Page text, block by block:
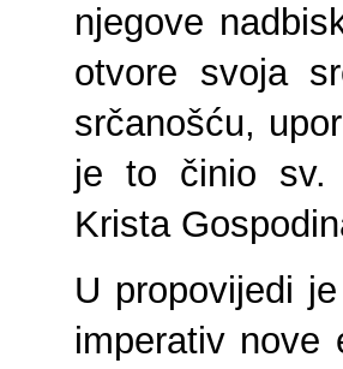
njegove
otvore svoja
srčanošću,
je to činio sv.
Krista
U propovijedi
imperativ nove